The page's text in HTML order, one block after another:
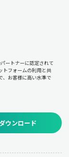
ートナーに認定されて
トフォームの利用と共
、お客様に高い水準で
ウンロード